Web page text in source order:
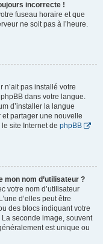
incorrecte !
fuseau horaire et que
ne soit pas à l’heure.
n’ait pas installé votre
dans votre langue.
d’installer la langue
et partager une nouvelle
site Internet de phpBB
mon nom d’utilisateur ?
votre nom d’utilisateur
d’elles peut être
des blocs indiquant votre
seconde image, souvent
est unique ou